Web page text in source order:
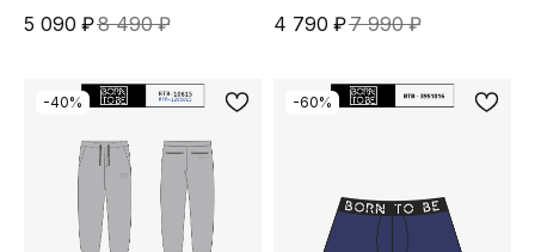
5 090 ₽8 490 ₽ 4 790 ₽7 990 ₽
-40% -60%